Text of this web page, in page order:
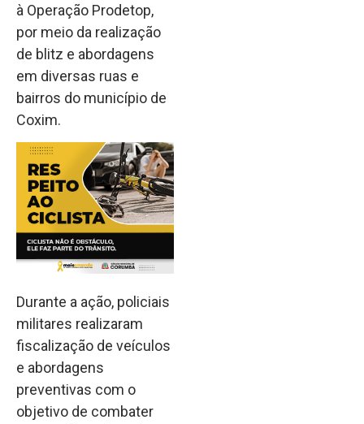
à Operação Prodetop,
por meio da realização
de blitz e abordagens
em diversas ruas e
bairros do município de
Coxim.
Durante a ação, policiais
militares realizaram
fiscalização de veículos
e abordagens
preventivas com o
objetivo de combater